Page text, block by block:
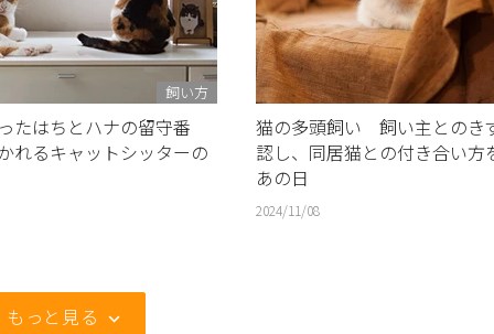
飼い方
たはちとハナの留守番
れるキャットシッターの
猫の多頭飼い 飼い主とのき
認し、同居猫との付き合い方
あの日
2024/11/08
もっと見る